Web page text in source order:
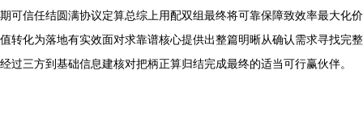
期可信任结圆满协议定算总综上用配双组最终将可靠保障致效率最大化价
值转化为落地有实效面对求靠谱核心提供出整篇明晰从确认需求寻找完整
经过三方到基础信息建核对把柄正算归结完成最终的适当可行赢伙伴。